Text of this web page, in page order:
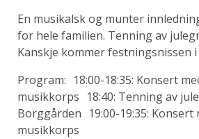
En musikalsk og munter
for hele familien. Tenning av
Kanskje kommer festningsnissen i
Program: 18:00-18:35: Konsert
musikkorps 18:40: Tenning av
Borggården 19:00-19:35: Konsert
musikkorps